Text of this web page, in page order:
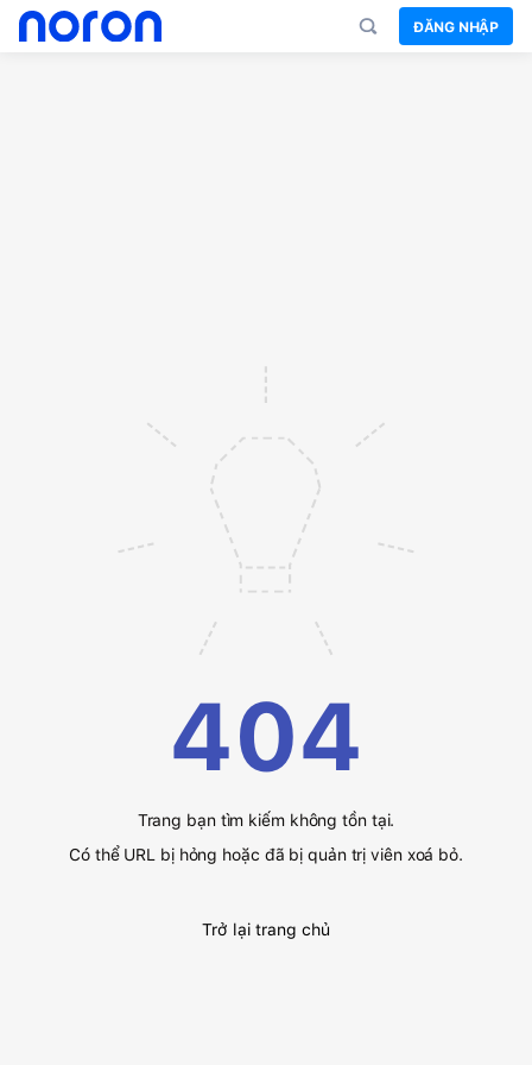
ĐĂNG NHẬP
404
Trang bạn tìm kiếm không tồn tại.
Có thể URL bị hỏng hoặc đã bị quản trị viên xoá bỏ.
Trở lại trang chủ